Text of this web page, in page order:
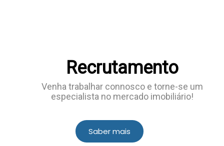
Recrutamento
Venha trabalhar connosco e torne-se um
especialista no mercado imobiliário!
Saber mais